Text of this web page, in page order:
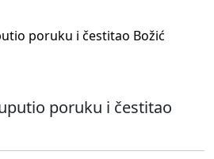
poruku i čestitao